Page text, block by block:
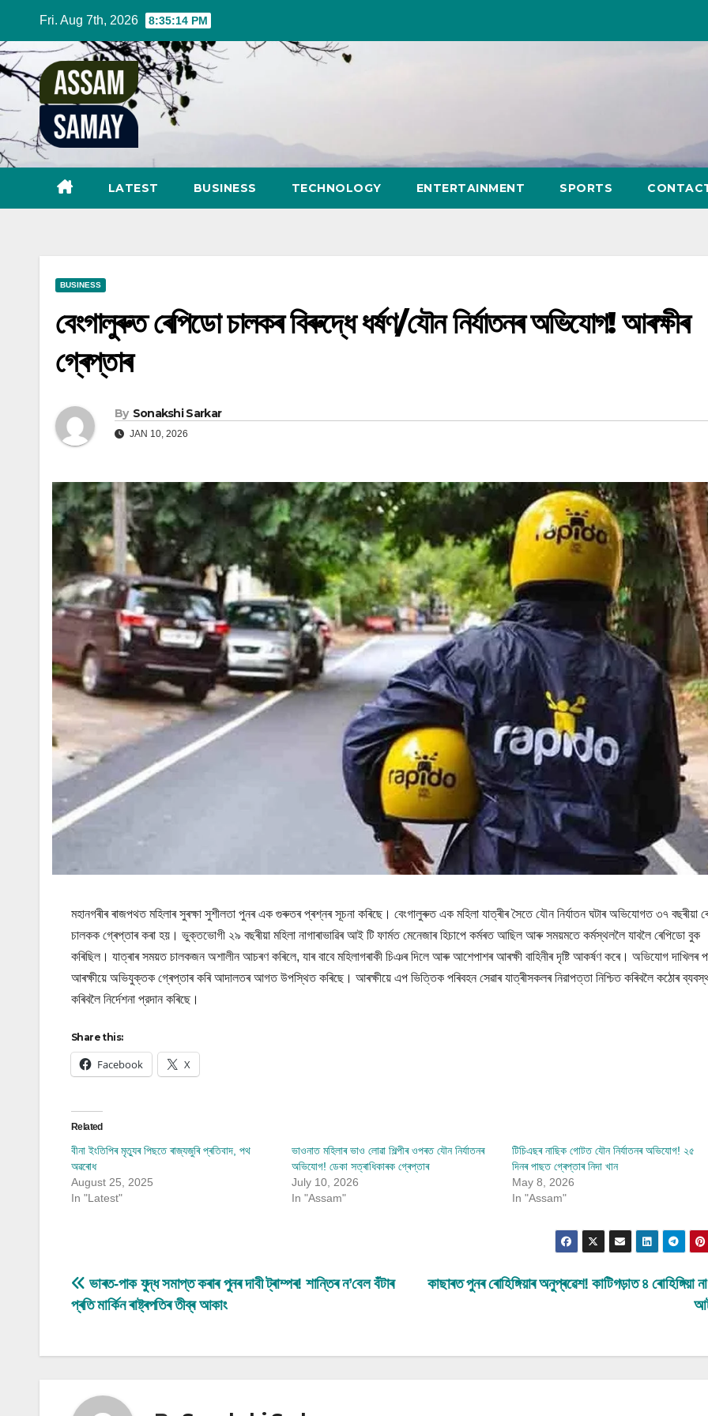
content
Fri. Aug 7th, 2026 8:35:15 PM
LATEST BUSINESS TECHNOLOGY ENTERTAINMENT SPORTS
BUSINESS
বেংগালুৰুত ৰেপিডো চালকৰ বিৰুদ্ধে ধৰ্ষণ/যৌন নিৰ্যাতনৰ অভিযোগ! আৰক্ষীৰ
গ্ৰেপ্তাৰ
By Sonakshi Sarkar
JAN 10, 2026
মহানগৰীৰ ৰাজপথত মহিলাৰ সুৰক্ষা সুশীলতা পুনৰ এক গুৰুতৰ প্ৰশ্নৰ সূচনা কৰিছে। বেংগালুৰুত এক মহিলা যাত্ৰীৰ সৈতে যৌন নিৰ্যাতন ঘটাৰ অভিযোগত ৩৭ বছৰীয়া
চালকক গ্ৰেপ্তাৰ কৰা হয়। ভুক্তভোগী ২৯ বছৰীয়া মহিলা নাগাৰাভাৱিৰ আই টি ফাৰ্মত মেনেজাৰ হিচাপে কৰ্মৰত আছিল আৰু সময়মতে কৰ্মস্থললৈ যাবলৈ ৰেপিডো বুক
কৰিছিল। যাত্ৰাৰ সময়ত চালকজন অশালীন আচৰণ কৰিলে, যাৰ বাবে মহিলাগৰাকী চিঞৰ দিলে আৰু আশেপাশৰ আৰক্ষী বাহিনীৰ দৃষ্টি আকৰ্ষণ কৰে। অভিযোগ দাখিলৰ
আৰক্ষীয়ে অভিযুক্তক গ্ৰেপ্তাৰ কৰি আদালতৰ আগত উপস্থিত কৰিছে। আৰক্ষীয়ে এপ ভিত্তিক পৰিবহন সেৱাৰ যাত্ৰীসকলৰ নিরাপত্তা নিশ্চিত কৰিবলৈ কঠোৰ
কৰিবলৈ নিৰ্দেশনা প্রদান কৰিছে।
Share this:
Facebook X
Related
বীনা ইংতিপিৰ মৃত্যুৰ পিছতে ৰাজ্যজুৰি প্ৰতিবাদ, পথ
অৱৰোধ
August 25, 2025
In "Latest"
ভাওনাত মহিলাৰ ভাও লোৱা শিল্পীৰ ওপৰত যৌন নিৰ্যাতনৰ
অভিযোগ! ডেকা সত্ৰাধিকাৰক গ্ৰেপ্তাৰ
July 10, 2026
In "Assam"
টিচিএছৰ নাছিক গোটত যৌন নিৰ্যাতনৰ অভিযোগ! ২৫
দিনৰ পাছত গ্ৰেপ্তাৰ নিদা খান
May 8, 2026
In "Assam"
Post
navigation
কাছাৰত পুনৰ ৰোহিঙ্গিয়াৰ অনুপ্ৰৱেশ! কাটিগড়াত ৪ ৰোহিঙ্গিয়া
ভাৰত-পাক যুদ্ধ সমাপ্ত কৰাৰ পুনৰ দাবী ট্ৰাম্পৰ! শান্তিৰ ন’বেল বঁটাৰ
প্ৰতি মাৰ্কিন ৰাষ্ট্ৰপতিৰ তীব্ৰ আকাং